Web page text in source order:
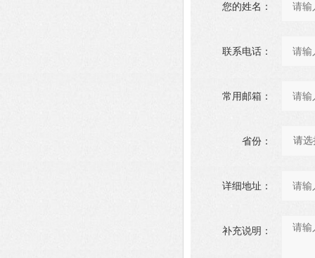
您的姓名：
联系电话：
常用邮箱：
省份：
详细地址：
补充说明：